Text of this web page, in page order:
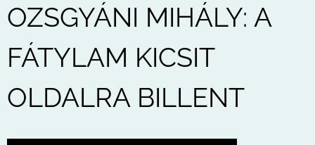
OZSGYÁNI MIHÁLY: A
FÁTYLAM KICSIT
OLDALRA BILLENT